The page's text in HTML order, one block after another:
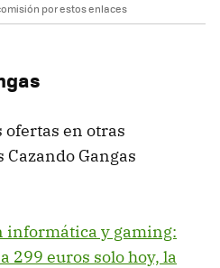
por estos enlaces
ofertas en otras
Gangas
informática y gaming:
299 euros solo hoy, la